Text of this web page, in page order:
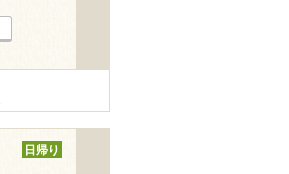
日帰り